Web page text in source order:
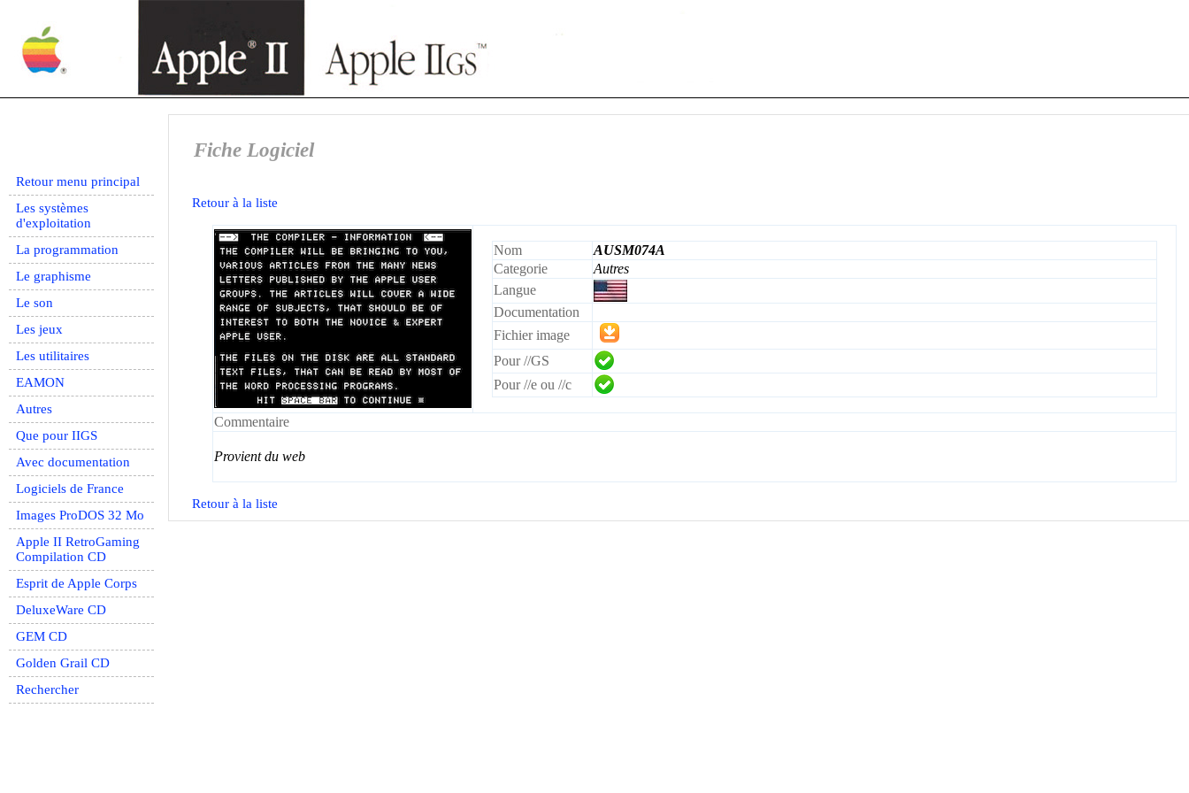
Retour menu principal
Les systèmes
d'exploitation
La programmation
Le graphisme
Le son
Les jeux
Les utilitaires
EAMON
Autres
Que pour IIGS
Avec documentation
Logiciels de France
Images ProDOS 32 Mo
Apple II RetroGaming
Compilation CD
Esprit de Apple Corps
DeluxeWare CD
GEM CD
Golden Grail CD
Rechercher
Fiche Logiciel
Retour à la liste
Nom
AUSM074A
Categorie
Autres
Langue
Documentation
Fichier image
Pour //GS
Pour //e ou //c
Commentaire
Provient du web
Retour à la liste